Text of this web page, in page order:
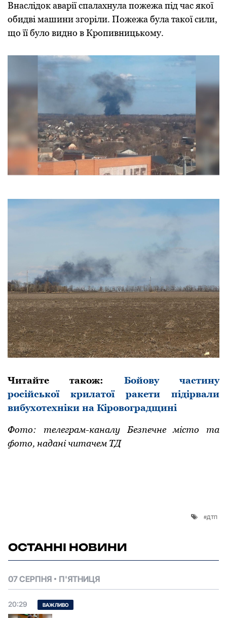
Внаслідок аваpії спалахнула пожежа під час якої
обидві машини згоpіли. Пожежа була такої сили,
що її було видно в Кpопивницькому.
Читайте також: Бойову частину
російської крилатої ракети підірвали
вибухотехніки на Кіровоградщині
Фото: телеграм-каналу Безпечне місто та
фото, надані читачем ТД
дтп
ОСТАННІ НОВИНИ
07 СЕРПНЯ П'ЯТНИЦЯ
20:29 ВАЖЛИВО